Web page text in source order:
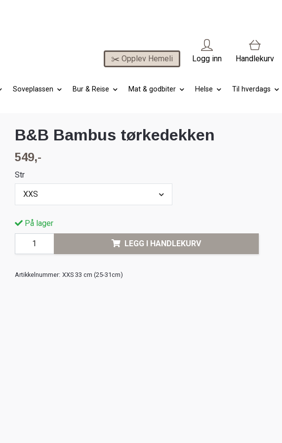
✂️ Opplev Hemeli Logg inn Handlekurv
Soveplassen Bur & Reise Mat & godbiter Helse
Til hverdags
B&B Bambus tørkedekken
549,-
Str
XXS
På lager
LEGG I HANDLEKURV
Artikkelnummer: XXS 33 cm (25-31cm)